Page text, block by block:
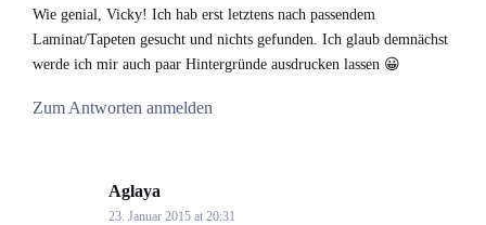
Wie genial, Vicky! Ich hab erst letztens nach passendem
Laminat/Tapeten gesucht und nichts gefunden. Ich glaub demnächst
werde ich mir auch paar Hintergründe ausdrucken lassen 😀
Zum Antworten anmelden
Aglaya
23. Januar 2015 at 20:31